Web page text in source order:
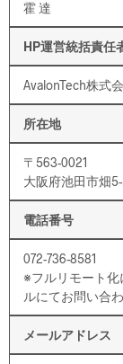
霍 達
HP運営統括責任
AvalonTech株式
所在地
〒563-0021
大阪府池田市畑
電話番号
072-736-8581
※フルリモート化
ルにてお問い合
メールアドレス